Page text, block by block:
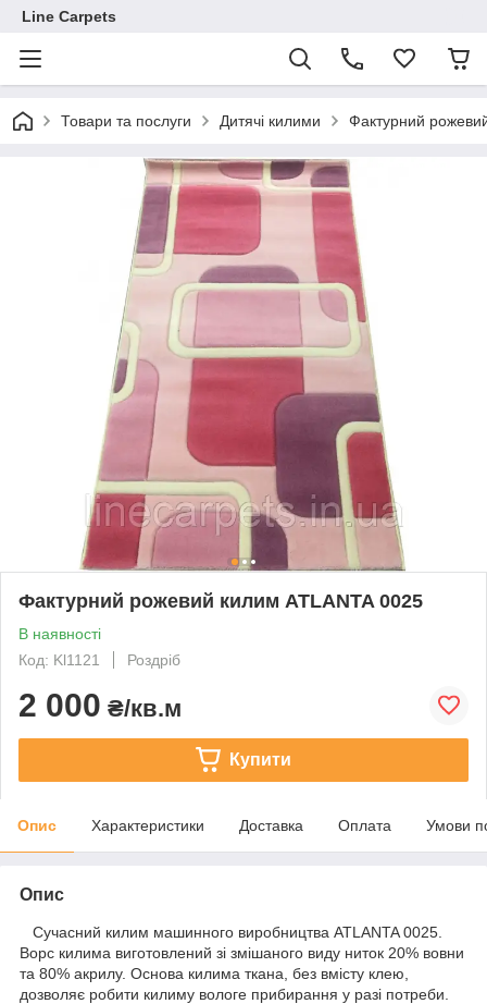
Line Carpets
Товари та послуги Дитячі килими Фактурний
Фактурний рожевий килим ATLANTA 0025
В наявності
Код: Kl1121
Роздріб
2 000 ₴/кв.м
Купити
Опис Характеристики Доставка Оплата Умови
Опис
Сучасний килим машинного виробництва ATLANTA 0025.
Ворс килима виготовлений зі змішаного виду ниток 20% вовни
та 80% акрилу. Основа килима ткана, без вмісту клею,
дозволяє робити килиму вологе прибирання у разі потреби.